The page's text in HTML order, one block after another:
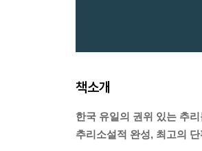
책소개
한국 유일의 권위 있는 추리
추리소설적 완성, 최고의